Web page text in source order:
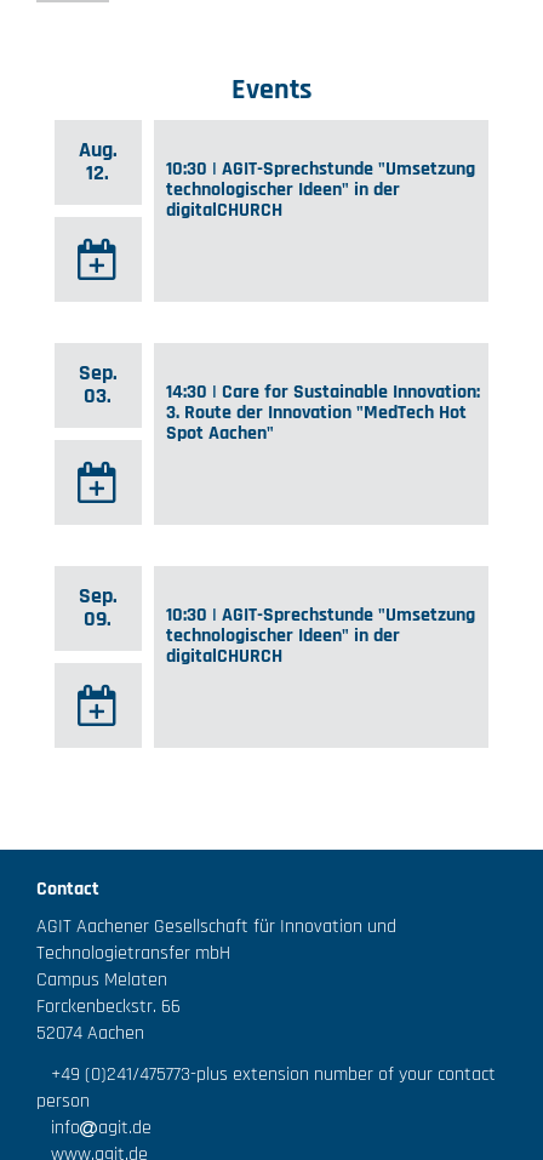
Events
Aug.
12.
10:30 | AGIT-Sprechstunde "Umsetzung
technologischer Ideen" in der
digitalCHURCH
Sep.
03.
14:30 | Care for Sustainable Innovation:
3. Route der Innovation "MedTech Hot
Spot Aachen"
Sep.
09.
10:30 | AGIT-Sprechstunde "Umsetzung
technologischer Ideen" in der
digitalCHURCH
Contact
AGIT Aachener Gesellschaft für Innovation und
Technologietransfer mbH
Campus Melaten
Forckenbeckstr. 66
52074 Aachen
+49 (0)241/475773-plus extension number of your contact
person
info
agit.de
www.agit.de